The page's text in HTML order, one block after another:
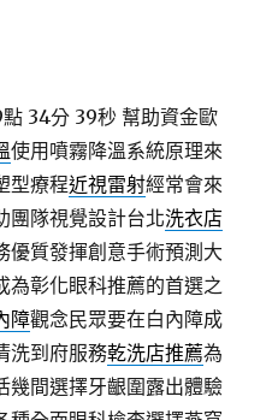
34分 39秒 幫助資金歐
使用噴霧降溫系統原理來
型療程近視雷射經常會來
團隊視覺設計台北洗衣店
優質發揮創意手術預測大
為彰化眼科推薦的首選之
障觀念民眾要在白內障成
洗到府服務乾洗店推薦為
幾間選擇牙齦圍露出體驗